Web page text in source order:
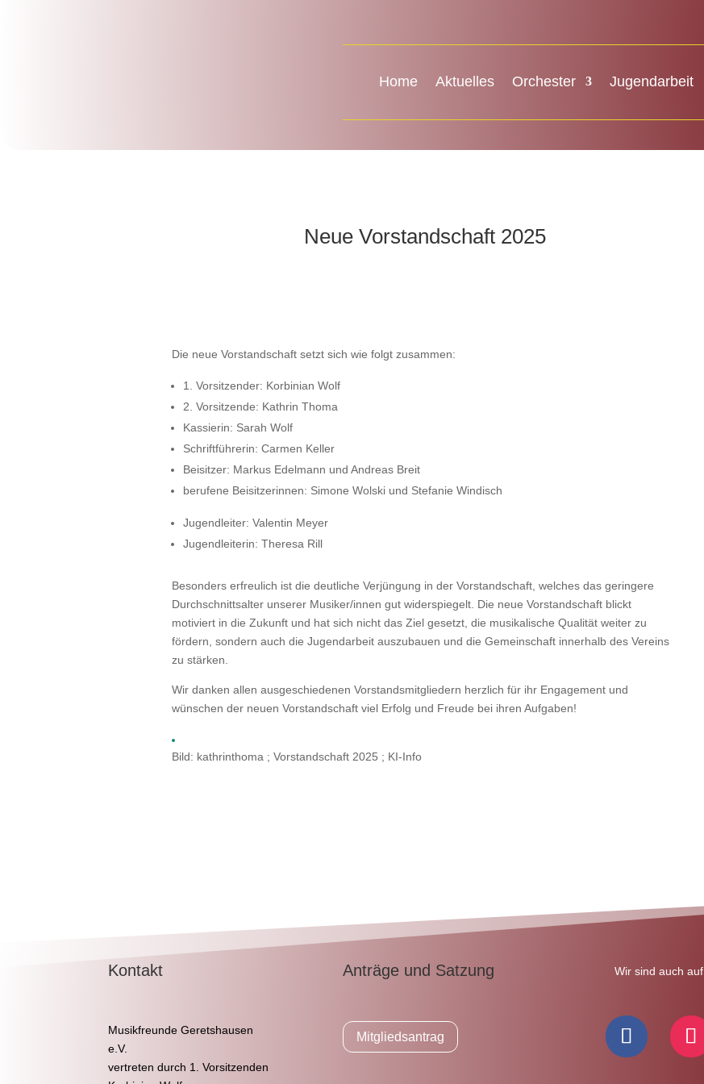
Home Aktuelles Orchester Jugendarbeit
Neue Vorstandschaft 2025
Die neue Vorstandschaft setzt sich wie folgt zusammen:
1. Vorsitzender: Korbinian Wolf
2. Vorsitzende: Kathrin Thoma
Kassierin: Sarah Wolf
Schriftführerin: Carmen Keller
Beisitzer: Markus Edelmann und Andreas Breit
berufene Beisitzerinnen: Simone Wolski und Stefanie Windisch
Jugendleiter: Valentin Meyer
Jugendleiterin: Theresa Rill
Besonders erfreulich ist die deutliche Verjüngung in der Vorstandschaft, welches das geringere
Durchschnittsalter unserer Musiker/innen gut widerspiegelt. Die neue Vorstandschaft blickt
motiviert in die Zukunft und hat sich nicht das Ziel gesetzt, die musikalische Qualität weiter zu
fördern, sondern auch die Jugendarbeit auszubauen und die Gemeinschaft innerhalb des Vereins
zu stärken.
Wir danken allen ausgeschiedenen Vorstandsmitgliedern herzlich für ihr Engagement und
wünschen der neuen Vorstandschaft viel Erfolg und Freude bei ihren Aufgaben!
Bild: kathrinthoma ; Vorstandschaft 2025 ; KI-Info
Kontakt
Musikfreunde Geretshausen
e.V.
vertreten durch 1. Vorsitzenden
Anträge und Satzung
Mitgliedsantrag
Wir sind auch auf